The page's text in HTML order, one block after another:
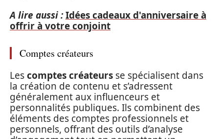
A lire aussi :Idées cadeaux d'anniversaire à
offrir à votre conjoint
Comptes créateurs
Lescomptes créateurs se spécialisent dans
la création de contenu et s’adressent
généralement aux influenceurs et
personnalités publiques. Ils combinent des
éléments des comptes professionnels et
personnels, offrant des outils d’analyse